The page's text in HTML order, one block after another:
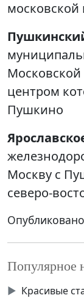
центром
Пушкино
Москву с
северо-
Популярное
▶ Красивые